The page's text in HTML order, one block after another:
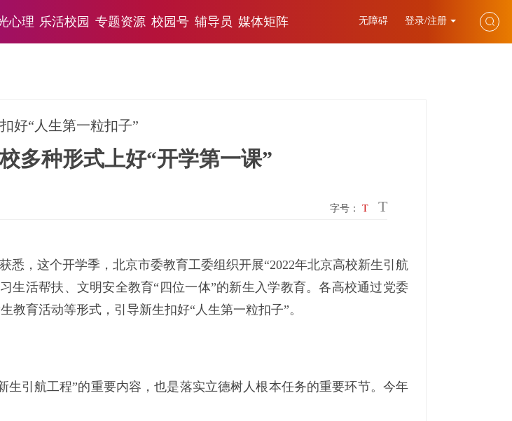
心理 乐活校园 专题资源 校园号 辅导员 媒体矩阵 无障碍 登录/注册
好“人生第一粒扣子”
多种形式上好“开学第一课”
字号： T T
悉，这个开学季，北京市委教育工委组织开展“2022年北京高校新生引航
生活帮扶、文明安全教育“四位一体”的新生入学教育。各高校通过党委
教育活动等形式，引导新生扣好“人生第一粒扣子”。
生引航工程”的重要内容，也是落实立德树人根本任务的重要环节。今年